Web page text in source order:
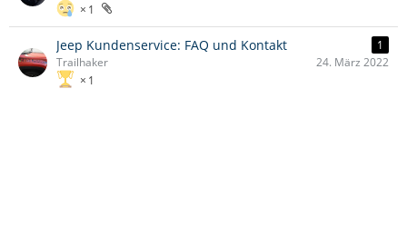
1
Jeep Kundenservice: FAQ und Kontakt 1
1
Trailhaker 24. März 2022